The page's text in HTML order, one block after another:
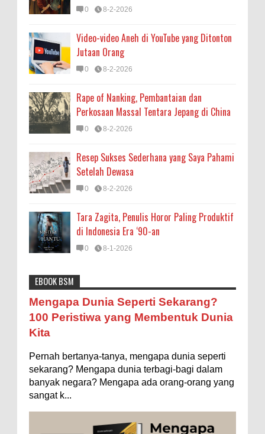
0 8-2-2026
Video-video Aneh di YouTube yang Ditonton
Jutaan Orang
0 8-2-2026
Rape of Nanking, Pembantaian dan
Perkosaan Massal Tentara Jepang di China
0 8-2-2026
Resep Sukses Sederhana yang Saya Pahami
Setelah Dewasa
0 8-2-2026
Tara Zagita, Penulis Horor Paling Produktif
di Indonesia Era ‘90-an
0 8-1-2026
Astronomi Biologi Budaya Buku
Bumi
Entertainment
Fakta & Statistik Fauna
Filsafat
Flora
Internasional
Internet Iptek
Istilah Ilmiah
Makanan & Minuman
Misteri Mitologi
Nature
Teknologi Tips
Tokoh
Mengapa Negara Miskin Tidak Mencetak
Uang yang Banyak saja biar Kaya?
Ilustrasi/istimewa Jawaban untuk pertanyaan itu
Ukuran 1 Kaki itu Berapa Meter?
Ilustrasi/ginersnow.com Di Inggris dan Amerika,
EBOOK BSM
Mengapa Dunia Seperti Sekarang?
100 Peristiwa yang Membentuk Dunia
Kita
Pernah bertanya-tanya, mengapa dunia seperti
sekarang? Mengapa dunia terbagi-bagi dalam
banyak negara? Mengapa ada orang-orang yang
sangat k...